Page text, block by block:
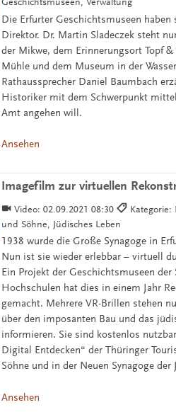
Die Erfurter Geschichtsmuseen
Direktor. Dr. Martin Sladeczek steht
der Mikwe, dem Erinnerungsort Topf
Mühle und dem Museum in der
Rathaussprecher Daniel Baumbach
Historiker mit dem Schwerpunkt
Amt angehen will.
Ansehen
Imagefilm zur virtuellen
Video:02.09.2021 08:30
Kategorie:
und Söhne, Jüdisches Leben
1938 wurde die Große Synagoge in
Nun ist sie wieder erlebbar – virtuell
Ein Projekt der Geschichtsmuseen
Hochschulen hat dies in einem Jahr
gemacht. Mehrere VR-Brillen stehen
über den imposanten Bau und das
informieren. Sie sind kostenlos
Digital Entdecken“ der Thüringer
Söhne und in der Neuen Synagoge
Ansehen